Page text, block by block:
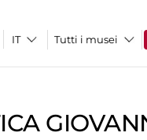
Tutti i musei